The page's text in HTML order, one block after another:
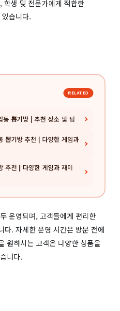
학생 및 전문가에게 적합한
습니다.
RELATED
동 뽑기방 | 추천 장소 및 팁
뽑기방 추천 | 다양한 게임과
추천 | 다양한 게임과 재미
운영되며, 고객들에게 편리한
다. 자세한 운영 시간은 방문 전에
원하시는 고객은 다양한 상품을
니다.